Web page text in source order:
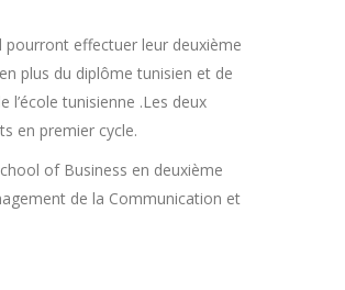
effectuer leur deuxième
plus du diplôme tunisien et de
l’école tunisienne .Les deux
en premier cycle.
of Business en deuxième
de la Communication et